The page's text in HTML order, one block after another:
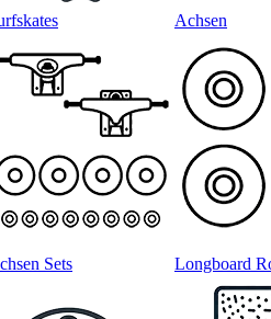
Achsen
Sets Longboard